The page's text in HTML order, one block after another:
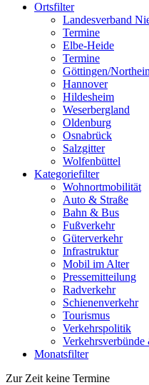
Ortsfilter
Landesverband
Termine
Elbe-Heide
Termine
Göttingen/
Hannover
Hildesheim
Weserbergland
Oldenburg
Osnabrück
Salzgitter
Wolfenbüttel
Kategoriefilter
Wohnortmobilität
Auto & Straße
Bahn & Bus
Fußverkehr
Güterverkehr
Infrastruktur
Mobil im Alter
Pressemitteilung
Radverkehr
Schienenverkehr
Tourismus
Verkehrspolitik
Monatsfilter
Zur Zeit keine Termine